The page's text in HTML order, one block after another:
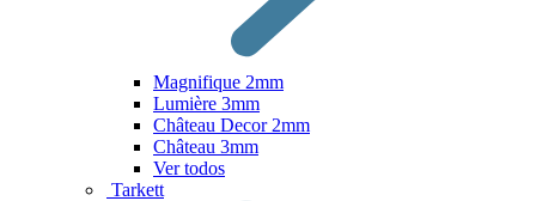
Magnifique 2mm
Lumière 3mm
Château Decor 2mm
Château 3mm
Ver todos
Tarkett